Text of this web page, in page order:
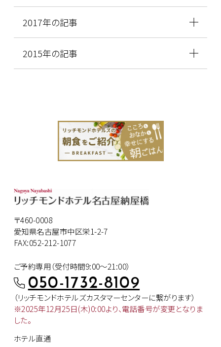
2017年の記事
2015年の記事
〒460-0008
愛知県名古屋市中区栄1-2-7
FAX:052-212-1077
ご予約専用（受付時間9:00～21:00）
050-1732-8109
（リッチモンドホテルズカスタマーセンターに繋がります）
※2025年12月25日(木)0:00より、電話番号が変更となりま
した。
ホテル直通